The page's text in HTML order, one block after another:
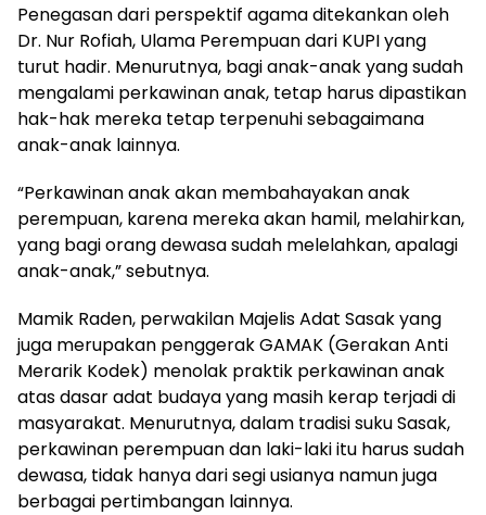
Penegasan dari perspektif agama ditekankan oleh
Dr. Nur Rofiah, Ulama Perempuan dari KUPI yang
turut hadir. Menurutnya, bagi anak-anak yang sudah
mengalami perkawinan anak, tetap harus dipastikan
hak-hak mereka tetap terpenuhi sebagaimana
anak-anak lainnya.
“Perkawinan anak akan membahayakan anak
perempuan, karena mereka akan hamil, melahirkan,
yang bagi orang dewasa sudah melelahkan, apalagi
anak-anak,” sebutnya.
Mamik Raden, perwakilan Majelis Adat Sasak yang
juga merupakan penggerak GAMAK (Gerakan Anti
Merarik Kodek) menolak praktik perkawinan anak
atas dasar adat budaya yang masih kerap terjadi di
masyarakat. Menurutnya, dalam tradisi suku Sasak,
perkawinan perempuan dan laki-laki itu harus sudah
dewasa, tidak hanya dari segi usianya namun juga
berbagai pertimbangan lainnya.